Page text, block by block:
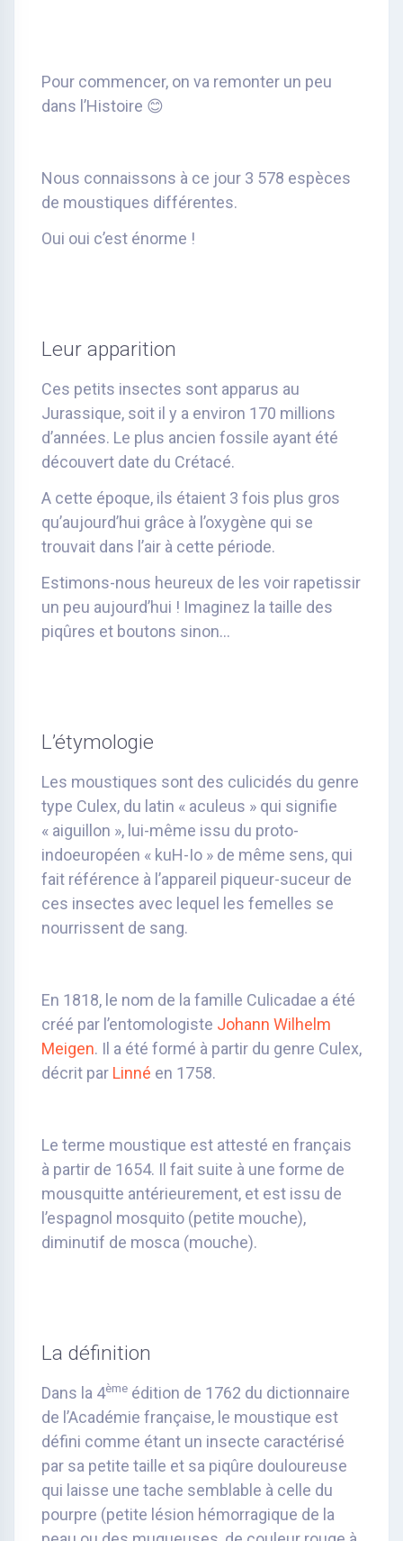
Pour commencer, on va remonter un peu
dans l’Histoire 😊
Nous connaissons à ce jour 3 578 espèces
de moustiques différentes.
Oui oui c’est énorme !
Leur apparition
Ces petits insectes sont apparus au
Jurassique, soit il y a environ 170 millions
d’années. Le plus ancien fossile ayant été
découvert date du Crétacé.
A cette époque, ils étaient 3 fois plus gros
qu’aujourd’hui grâce à l’oxygène qui se
trouvait dans l’air à cette période.
Estimons-nous heureux de les voir rapetissir
un peu aujourd’hui ! Imaginez la taille des
piqûres et boutons sinon…
L’étymologie
Les moustiques sont des culicidés du genre
type Culex, du latin « aculeus » qui signifie
« aiguillon », lui-même issu du proto-
indoeuropéen « kuH-Io » de même sens, qui
fait référence à l’appareil piqueur-suceur de
ces insectes avec lequel les femelles se
nourrissent de sang.
En 1818, le nom de la famille Culicadae a été
créé par l’entomologiste Johann Wilhelm
Meigen. Il a été formé à partir du genre Culex,
décrit par Linné en 1758.
Le terme moustique est attesté en français
à partir de 1654. Il fait suite à une forme de
mousquitte antérieurement, et est issu de
l’espagnol mosquito (petite mouche),
diminutif de mosca (mouche).
La définition
Dans la 4ème édition de 1762 du dictionnaire
de l’Académie française, le moustique est
défini comme étant un insecte caractérisé
par sa petite taille et sa piqûre douloureuse
qui laisse une tache semblable à celle du
pourpre (petite lésion hémorragique de la